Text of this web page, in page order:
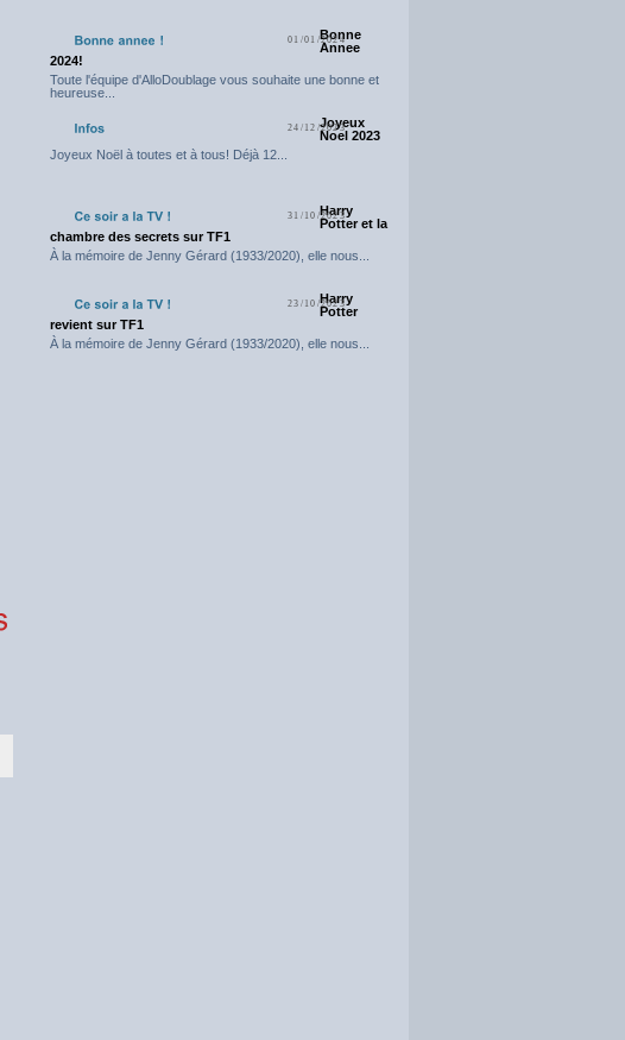
01/01/2024
Bonne
Annee
2024!
Toute l'équipe d'AlloDoublage vous souhaite une bonne et
heureuse...
24/12/2023
Joyeux
Noel 2023
Joyeux Noël à toutes et à tous! Déjà 12...
31/10/2023
Harry
Potter et la
chambre des secrets sur TF1
À la mémoire de Jenny Gérard (1933/2020), elle nous...
23/10/2023
Harry
Potter
revient sur TF1
À la mémoire de Jenny Gérard (1933/2020), elle nous...